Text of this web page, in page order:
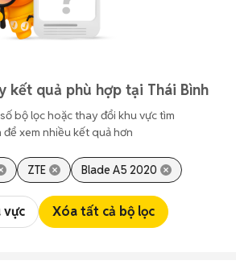
kết quả phù hợp tại Thái Bình
bộ lọc hoặc thay đổi khu vực tìm
để xem nhiều kết quả hơn
ZTE Blade A5 2020
vực Xóa tất cả bộ lọc